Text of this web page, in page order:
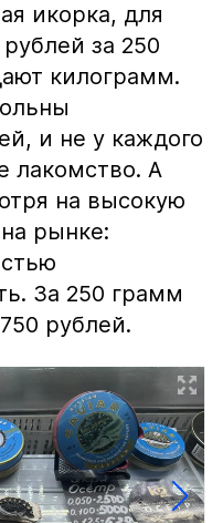
икорка, для
за 250
килограмм.
и не у каждого
лакомство. А
на высокую
рынке:
За 250 грамм
рублей.